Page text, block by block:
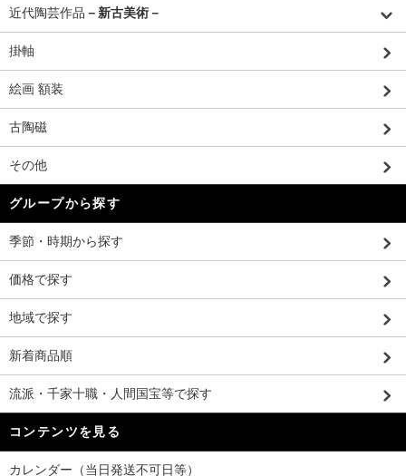
近代陶芸作品 －新古美術－
掛軸
絵画 額装
古陶磁
その他
グループから探す
季節・時期から探す
価格で探す
地域で探す
新着商品順
流派・千家十職・人間国宝等で探す
コンテンツを見る
カレンダー（当日発送不可日等）